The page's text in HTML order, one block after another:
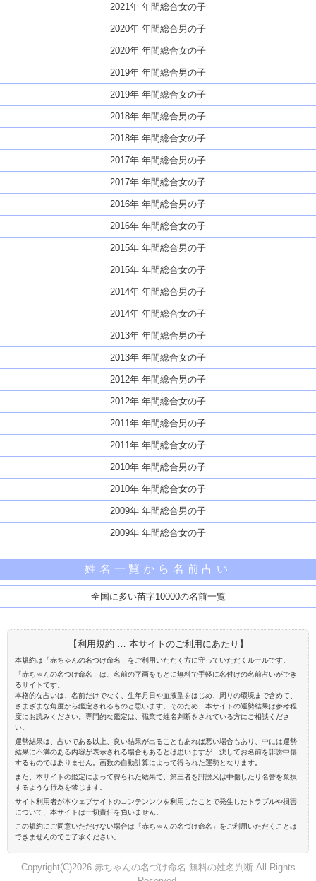
2021年 年間総合女の子
2020年 年間総合男の子
2020年 年間総合女の子
2019年 年間総合男の子
2019年 年間総合女の子
2018年 年間総合男の子
2018年 年間総合女の子
2017年 年間総合男の子
2017年 年間総合女の子
2016年 年間総合男の子
2016年 年間総合女の子
2015年 年間総合男の子
2015年 年間総合女の子
2014年 年間総合男の子
2014年 年間総合女の子
2013年 年間総合男の子
2013年 年間総合女の子
2012年 年間総合男の子
2012年 年間総合女の子
2011年 年間総合男の子
2011年 年間総合女の子
2010年 年間総合男の子
2010年 年間総合女の子
2009年 年間総合男の子
2009年 年間総合女の子
姓名一覧から名前占い
全国に多い苗字10000の名前一覧
【利用規約 … 本サイトのご利用にあたり】
本規約は「赤ちゃんの名づけ命名」をご利用いただく方に守っていただくルールです。
「赤ちゃんの名づけ命名」は、名前の字画をもとに無料で手軽に名付けの名前占いができ
るサイトです。
本格的な占いは、名前だけでなく、生年月日や血液型をはじめ、周りの環境まで含めて、
さまざまな角度から鑑定されるものと思います。そのため、本サイトの運勢結果は参考程
度にお読みください。専門的な鑑定は、職業で姓名判断をされている方にご相談くださ
い。
運勢結果は、占いである以上、良い結果が出ることもあれば悪い場合もあり、中には運勢
結果に不満のある内容が表示される場合もあるとは思いますが、決してお名前を誹謗中傷
するものではありません。画数の自動計算によって得られた運勢となります。
また、本サイトの鑑定によって得られた結果で、第三者を誹謗又は中傷したり名誉を棄損
するような行為を禁じます。
サイト利用者が本ウェブサイトのコンテンンツを利用したことで発生したトラブルや損害
について、本サイトは一切責任を負いません。
この規約にご同意いただけない場合は「赤ちゃんの名づけ命名」をご利用いただくことは
できませんのでご了承ください。
Copyright(C)2026 赤ちゃんの名づけ命名 無料の姓名判断 All Rights